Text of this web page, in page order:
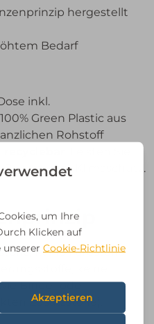
hergestellt
Bedarf
inkl.
Green Plastic aus
Rohstoff
Beitrag zum Klimaschutz.
keine Farbstoffe,
keine
Binde- oder
Zusatzstoffe).